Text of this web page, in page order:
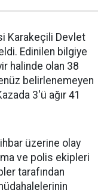
Karakeçili Devlet
Edinilen bilgiye
halinde olan 38
belirlenemeyen
3'ü ağır 41
üzerine olay
ve polis ekipleri
tarafından